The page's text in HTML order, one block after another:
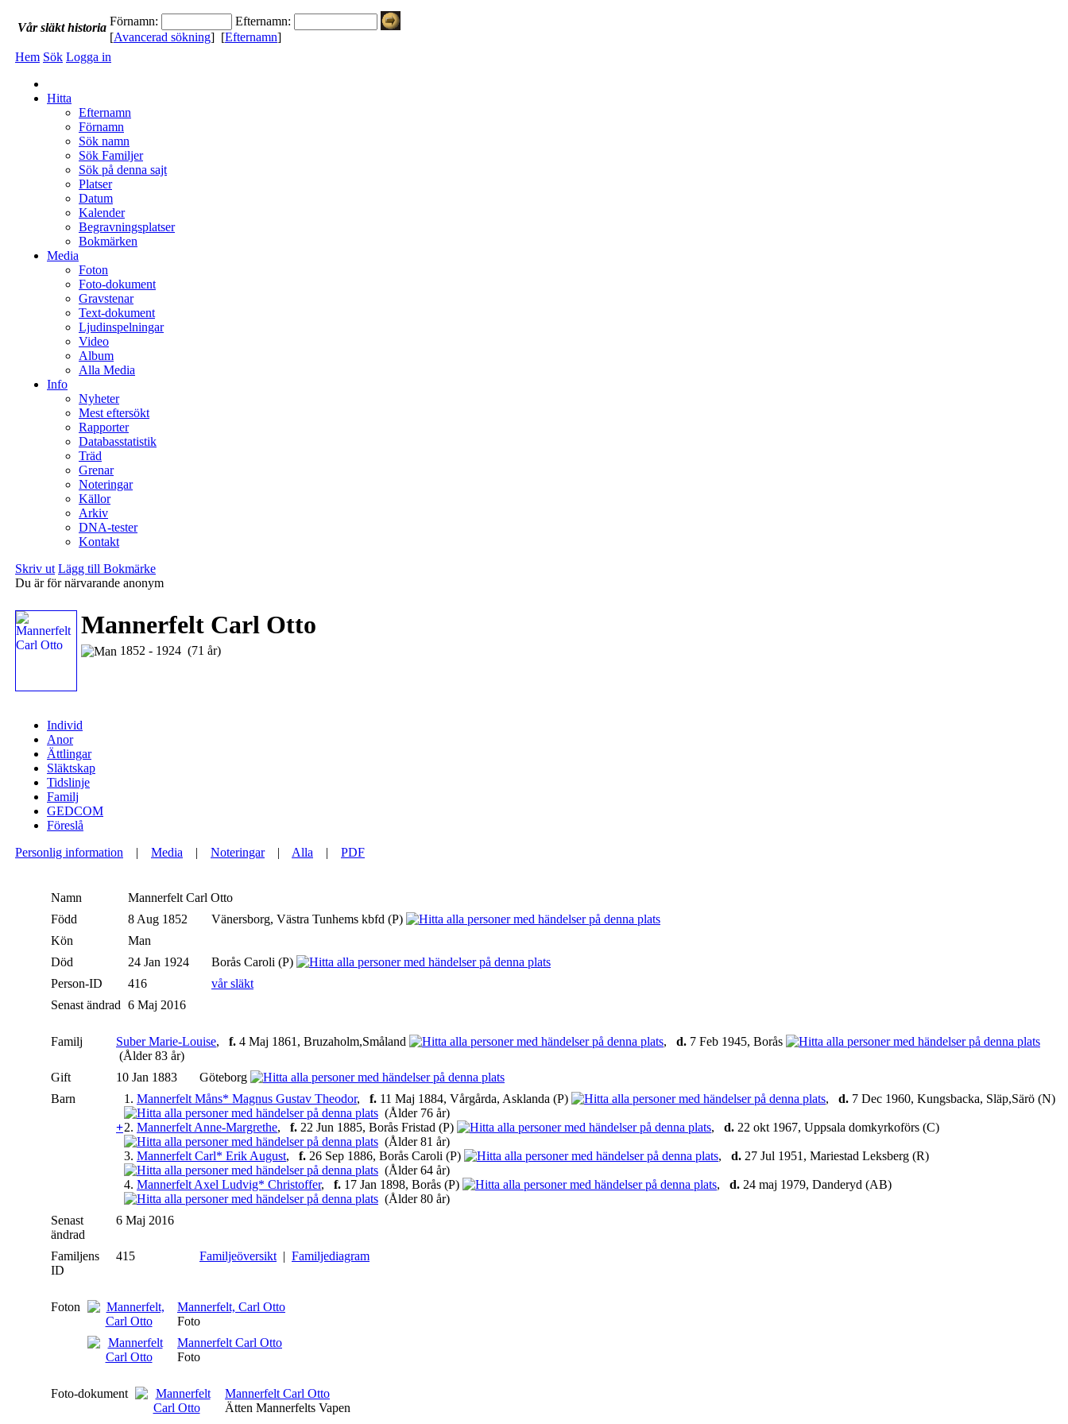
Vårsläkthistoria Förnamn:
Efternamn:
[Avancerad sökning] [Efternamn]
Hem Sök Logga in
Hitta
Efternamn
Förnamn
Sök namn
Sök Familjer
Sök på denna sajt
Platser
Datum
Kalender
Begravningsplatser
Bokmärken
Media
Foton
Foto-dokument
Gravstenar
Text-dokument
Ljudinspelningar
Video
Album
Alla Media
Info
Nyheter
Mest eftersökt
Rapporter
Databasstatistik
Träd
Grenar
Noteringar
Källor
Arkiv
DNA-tester
Kontakt
Skriv ut Lägg till Bokmärke
Du är för närvarande anonym
Mannerfelt Carl Otto
1852 - 1924 (71 år)
Individ
Anor
Ättlingar
Släktskap
Tidslinje
Familj
GEDCOM
Föreslå
Personlig information | Media | Noteringar| Alla | PDF
Namn Mannerfelt Carl Otto
Född
8 Aug 1852
Vänersborg, Västra Tunhems kbfd (P)
Kön
Man
Död
24 Jan 1924
Borås Caroli (P)
Person-ID
416
vår släkt
Senast ändrad 6 Maj 2016
Familj Suber Marie-Louise, f. 4 Maj 1861, Bruzaholm,Småland , d. 7 Feb 1945, Borås
(Ålder 83 år)
Gift
10 Jan 1883
Göteborg
Barn
1. Mannerfelt Måns* Magnus Gustav Theodor, f. 11 Maj 1884, Vårgårda, Asklanda (P) , d. 7 Dec 1960, Kungsbacka, Släp,Särö (N)
(Ålder 76 år)
+2. Mannerfelt Anne-Margrethe, f. 22 Jun 1885, Borås Fristad (P) , d. 22 okt 1967, Uppsala domkyrkoförs (C)
(Ålder 81 år)
3. Mannerfelt Carl* Erik August, f. 26 Sep 1886, Borås Caroli (P) , d. 27 Jul 1951, Mariestad Leksberg (R)
(Ålder 64 år)
4. Mannerfelt Axel Ludvig* Christoffer, f. 17 Jan 1898, Borås (P) , d. 24 maj 1979, Danderyd (AB)
(Ålder 80 år)
Senast
ändrad
6 Maj 2016
Familjens
ID
415 Familjeöversikt| Familjediagram
Foton
Mannerfelt, Carl Otto
Foto
Mannerfelt Carl Otto
Foto
Foto-dokument
Mannerfelt Carl Otto
Ätten Mannerfelts Vapen